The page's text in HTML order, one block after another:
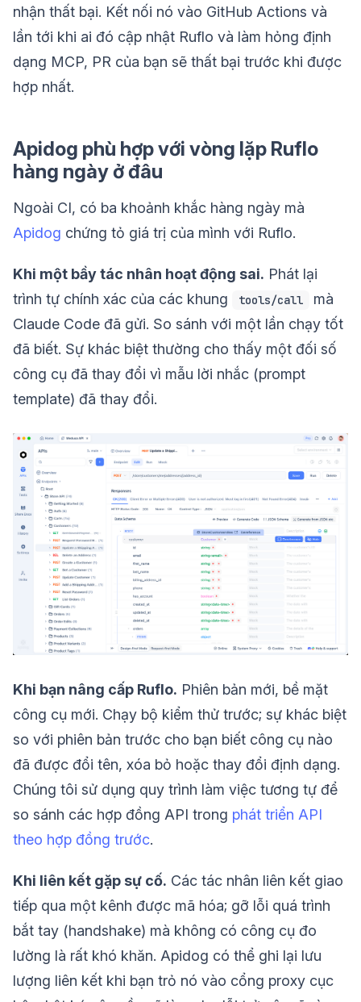
nhận thất bại. Kết nối nó vào GitHub Actions và
lần tới khi ai đó cập nhật Ruflo và làm hỏng định
dạng MCP, PR của bạn sẽ thất bại trước khi được
hợp nhất.
Apidog phù hợp với vòng lặp Ruflo
hàng ngày ở đâu
Ngoài CI, có ba khoảnh khắc hàng ngày mà
Apidog chứng tỏ giá trị của mình với Ruflo.
Khi một bầy tác nhân hoạt động sai. Phát lại
trình tự chính xác của các khung
tools/call
mà
Claude Code đã gửi. So sánh với một lần chạy tốt
đã biết. Sự khác biệt thường cho thấy một đối số
công cụ đã thay đổi vì mẫu lời nhắc (prompt
template) đã thay đổi.
Khi bạn nâng cấp Ruflo. Phiên bản mới, bề mặt
công cụ mới. Chạy bộ kiểm thử trước; sự khác biệt
so với phiên bản trước cho bạn biết công cụ nào
đã được đổi tên, xóa bỏ hoặc thay đổi định dạng.
Chúng tôi sử dụng quy trình làm việc tương tự để
so sánh các hợp đồng API trong phát triển API
theo hợp đồng trước.
Khi liên kết gặp sự cố. Các tác nhân liên kết giao
tiếp qua một kênh được mã hóa; gỡ lỗi quá trình
bắt tay (handshake) mà không có công cụ đo
lường là rất khó khăn. Apidog có thể ghi lại lưu
lượng liên kết khi bạn trỏ nó vào cổng proxy cục